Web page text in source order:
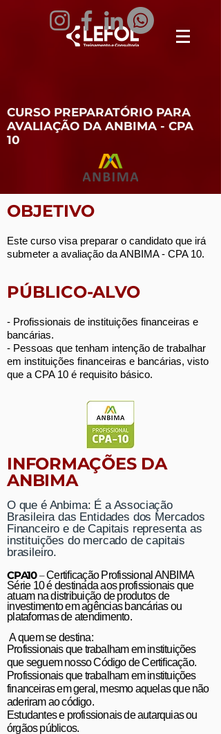
OBJETIVO
Este curso visa preparar o candidato que irá
submeter a avaliação da ANBIMA - CPA 10.
PÚBLICO-ALVO
- Profissionais de instituições financeiras e
bancárias.
- Pessoas que tenham intenção de trabalhar
em instituições financeiras e bancárias, visto
que a CPA 10 é requisito básico.
INFORMAÇÕES DA
ANBIMA
O que é Anbima: É a Associação
Brasileira das Entidades dos Mercados
Financeiro e de Capitais representa as
instituições do mercado de capitais
brasileiro.
CPA10–Certificação Profissional ANBIMA
Série 10 é destinada aos profissionais que
atuam na distribuição de produtos de
investimento em agências bancárias ou
plataformas de atendimento.
A quem se destina:
Profissionais que trabalham em instituições
que seguem nosso Código de Certificação.
Profissionais que trabalham em instituições
financeiras em geral, mesmo aquelas que não
aderiram ao código.
Estudantes e profissionais de autarquias ou
órgãos públicos.
CURSO PREPARATÓRIO PARA
AVALIAÇÃO DA ANBIMA - CPA
10